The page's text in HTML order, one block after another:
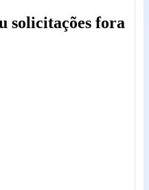
solicitações fora